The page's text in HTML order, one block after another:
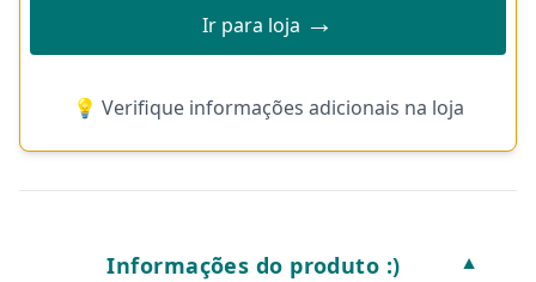
Ir para loja →
💡 Verifique informações adicionais na loja
Informações do produto :) ▼